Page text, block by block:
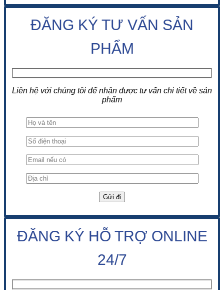
ĐĂNG KÝ TƯ VẤN SẢN
PHẨM
Liên hệ với chúng tôi để nhận được tư vấn chi tiết về sản
phẩm
ĐĂNG KÝ HỖ TRỢ ONLINE
24/7